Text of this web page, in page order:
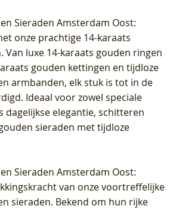
Sieraden Amsterdam Oost:
onze prachtige 14-karaats
Van luxe 14-karaats gouden ringen
gouden kettingen en tijdloze
armbanden, elk stuk is tot in de
Ideaal voor zowel speciale
dagelijkse elegantie, schitteren
sieraden met tijdloze
Sieraden Amsterdam Oost:
van onze voortreffelijke
sieraden. Bekend om hun rijke